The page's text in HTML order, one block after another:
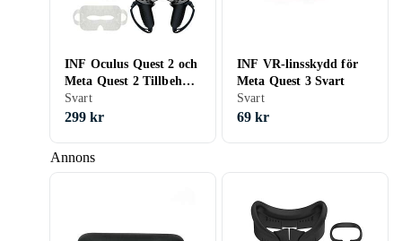
Annons
INF Oculus Quest 2 och
Meta Quest 2 Tillbehör
och Skydd Svart
Svart
299 kr
INF VR-linsskydd för
Meta Quest 3 Svart
Svart
69 kr